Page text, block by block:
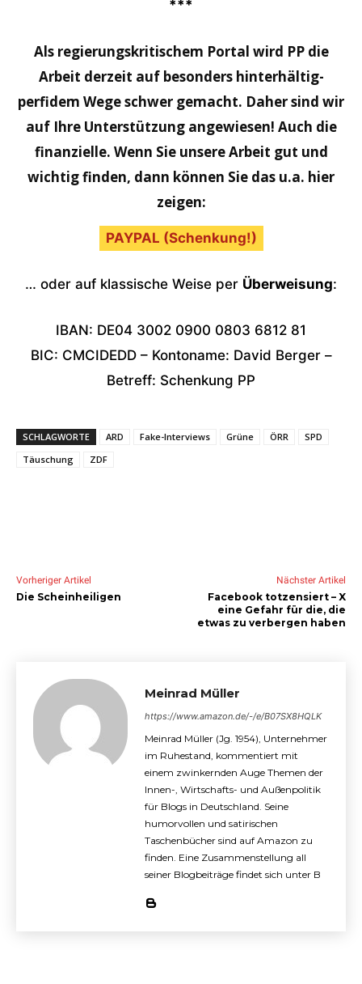
***
Als regierungskritischem Portal wird PP die
Arbeit derzeit auf besonders hinterhältig-
perfidem Wege schwer gemacht. Daher sind wir
auf Ihre Unterstützung angewiesen! Auch die
finanzielle. Wenn Sie unsere Arbeit gut und
wichtig finden, dann können Sie das u.a. hier
zeigen:
PAYPAL (Schenkung!)
… oder auf klassische Weise per Überweisung:
IBAN: DE04 3002 0900 0803 6812 81
BIC: CMCIDEDD – Kontoname: David Berger –
Betreff: Schenkung PP
SCHLAGWORTE ARD Fake-Interviews Grüne ÖRR
SPD
Täuschung
ZDF
Vorheriger Artikel
Die Scheinheiligen
Nächster Artikel
Facebook totzensiert – X
eine Gefahr für die, die
etwas zu verbergen haben
Meinrad Müller
https://www.amazon.de/-/e/B07SX8HQLK
Meinrad Müller (Jg. 1954), Unternehmer
im Ruhestand, kommentiert mit
einem zwinkernden Auge Themen der
Innen-, Wirtschafts- und Außenpolitik
für Blogs in Deutschland. Seine
humorvollen und satirischen
Taschenbücher sind auf Amazon zu
finden. Eine Zusammenstellung all
seiner Blogbeiträge findet sich unter B